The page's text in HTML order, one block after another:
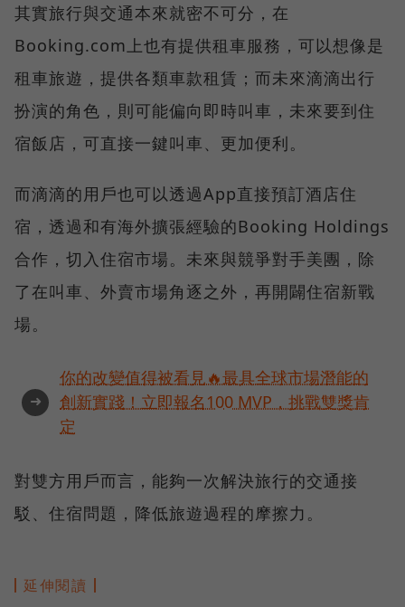
其實旅行與交通本來就密不可分，在
Booking.com上也有提供租車服務，可以想像是
租車旅遊，提供各類車款租賃；而未來滴滴出行
扮演的角色，則可能偏向即時叫車，未來要到住
宿飯店，可直接一鍵叫車、更加便利。
而滴滴的用戶也可以透過App直接預訂酒店住
宿，透過和有海外擴張經驗的Booking Holdings
合作，切入住宿市場。未來與競爭對手美團，除
了在叫車、外賣市場角逐之外，再開闢住宿新戰
場。
➜
你的改變值得被看見🔥最具全球市場潛能的
創新實踐！立即報名100 MVP，挑戰雙獎肯
定
對雙方用戶而言，能夠一次解決旅行的交通接
駁、住宿問題，降低旅遊過程的摩擦力。
延伸閱讀